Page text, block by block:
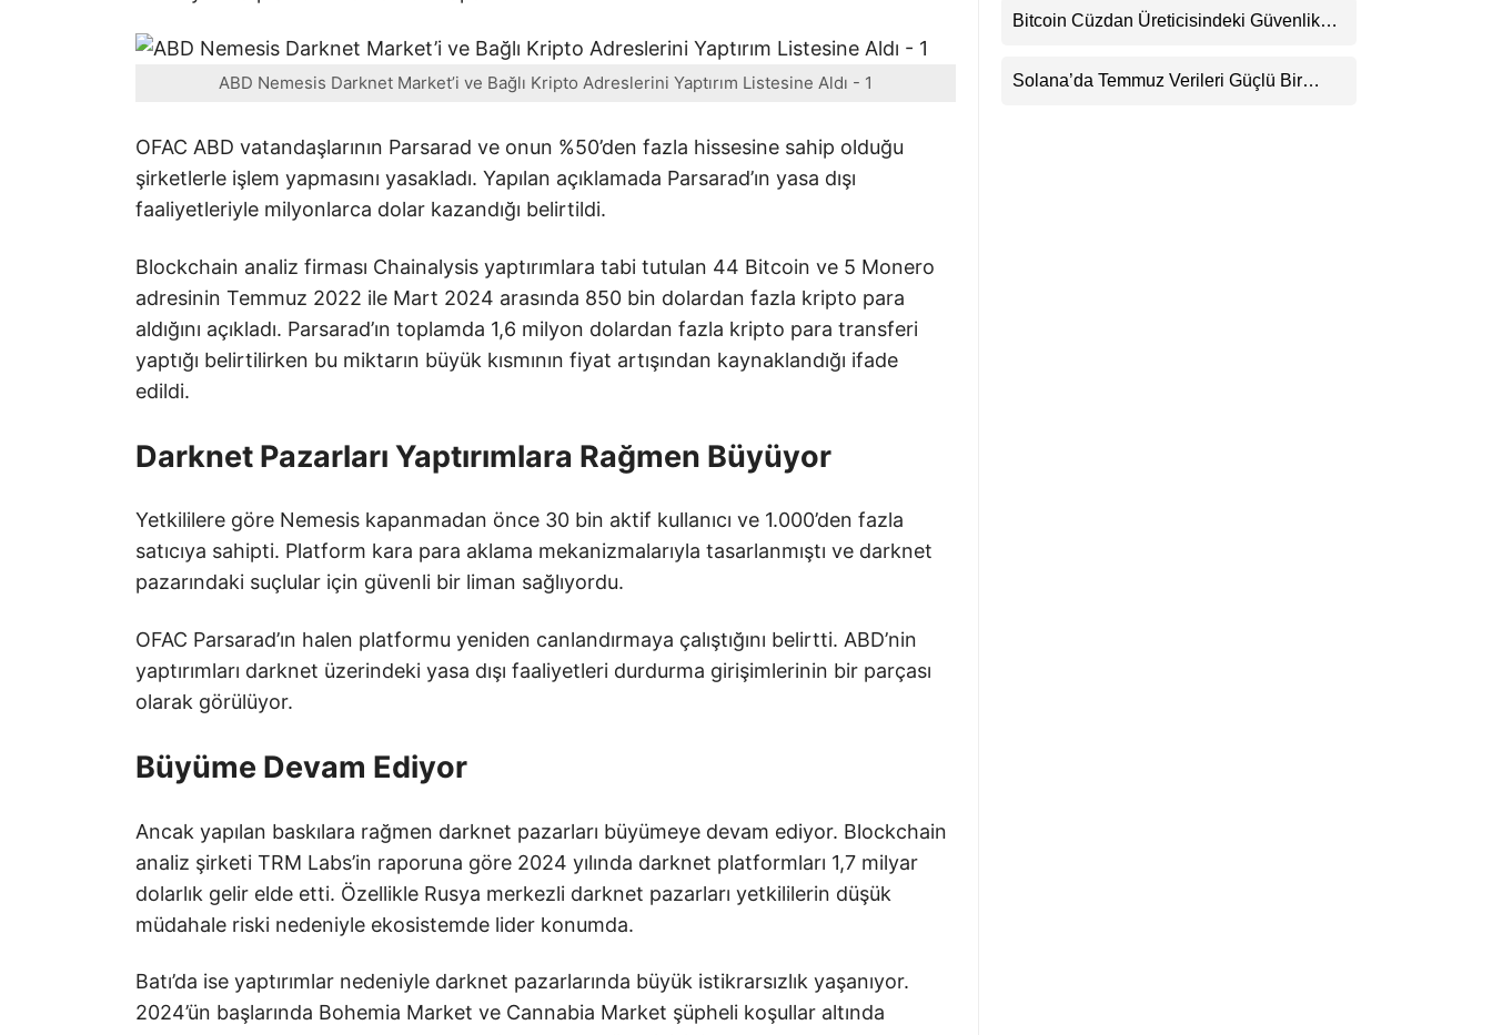
LinkedIn
ABD Nemesis Darknet Market’i ve Bağlı Kripto Adreslerini Yaptırım Listesine Aldı - 1
OFAC ABD vatandaşlarının Parsarad ve onun %50’den fazla hissesine sahip olduğu
şirketlerle işlem yapmasını yasakladı. Yapılan açıklamada Parsarad’ın yasa dışı
faaliyetleriyle milyonlarca dolar kazandığı belirtildi.
Blockchain analiz firması Chainalysis yaptırımlara tabi tutulan 44 Bitcoin ve 5 Monero
adresinin Temmuz 2022 ile Mart 2024 arasında 850 bin dolardan fazla kripto para
aldığını açıkladı. Parsarad’ın toplamda 1,6 milyon dolardan fazla kripto para transferi
yaptığı belirtilirken bu miktarın büyük kısmının fiyat artışından kaynaklandığı ifade
edildi.
Darknet Pazarları Yaptırımlara Rağmen Büyüyor
Yetkililere göre Nemesis kapanmadan önce 30 bin aktif kullanıcı ve 1.000’den fazla
satıcıya sahipti. Platform kara para aklama mekanizmalarıyla tasarlanmıştı ve darknet
pazarındaki suçlular için güvenli bir liman sağlıyordu.
OFAC Parsarad’ın halen platformu yeniden canlandırmaya çalıştığını belirtti. ABD’nin
yaptırımları darknet üzerindeki yasa dışı faaliyetleri durdurma girişimlerinin bir parçası
olarak görülüyor.
Büyüme Devam Ediyor
Ancak yapılan baskılara rağmen darknet pazarları büyümeye devam ediyor. Blockchain
analiz şirketi TRM Labs’in raporuna göre 2024 yılında darknet platformları 1,7 milyar
dolarlık gelir elde etti. Özellikle Rusya merkezli darknet pazarları yetkililerin düşük
müdahale riski nedeniyle ekosistemde lider konumda.
Batı’da ise yaptırımlar nedeniyle darknet pazarlarında büyük istikrarsızlık yaşanıyor.
2024’ün başlarında Bohemia Market ve Cannabia Market şüpheli koşullar altında
Henüz Yok
Bitcoin Cüzdan Üreticisindeki Güvenlik
Belirsizliğini Koruyor
Solana’da Temmuz Verileri Güçlü Bir